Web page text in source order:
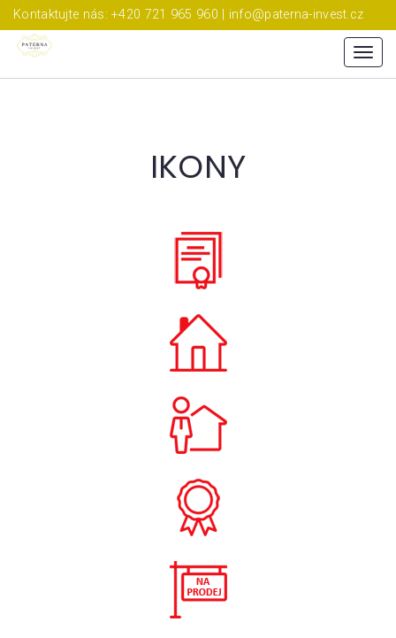
Kontaktujte nás: +420 721 965 960 | info@paterna-invest.cz
Menu
IKONY